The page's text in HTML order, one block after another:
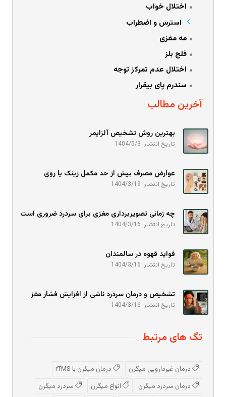
اختلال خواب
استرس و اضطراب
مه مغزی
فلج بلز
اختلال عدم تمرکز توجه
سندرم پای بیقرار
آخرین مطالب
بهترین روش تشخیص آلزایمر
تاریخ انتشار: 1404/5/3
عوارض مصرف بیش از حد مکمل زینک یا روی
تاریخ انتشار: 1404/3/19
چه زمانی تصویربرداری مغزی برای سردرد ضروری است
تاریخ انتشار: 1404/3/16
فواید قهوه در سالمندان
تاریخ انتشار: 1404/3/16
تشخیص و درمان سردرد ناشی از افزایش فشار مغز
تاریخ انتشار: 1404/3/16
تگ های مرتبط
درمان غیردارویی میگرن
درمان میگرن با rTMS
درمان سردرد میگرن
انواع میگرن
سردرد میگرن